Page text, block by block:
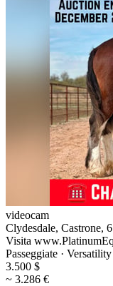
videocam
Clydesdale, Castrone,
Visita
Passeggiate ·
3.500 $
~ 3.286 €